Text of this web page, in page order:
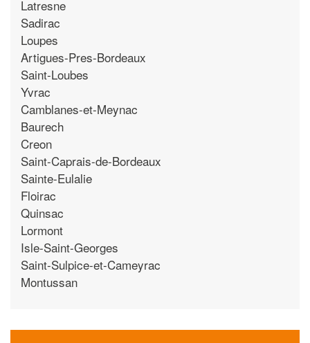
Latresne
Sadirac
Loupes
Artigues-Pres-Bordeaux
Saint-Loubes
Yvrac
Camblanes-et-Meynac
Baurech
Creon
Saint-Caprais-de-Bordeaux
Sainte-Eulalie
Floirac
Quinsac
Lormont
Isle-Saint-Georges
Saint-Sulpice-et-Cameyrac
Montussan